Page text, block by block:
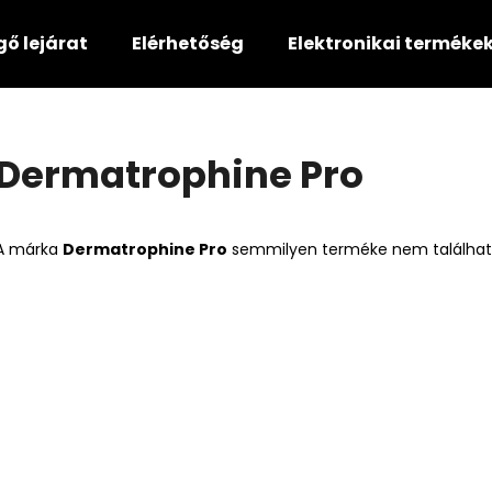
lejárat Elérhetőség Elektronikai
Pro
márka Dermatrophine Pro semmilyen terméke nem